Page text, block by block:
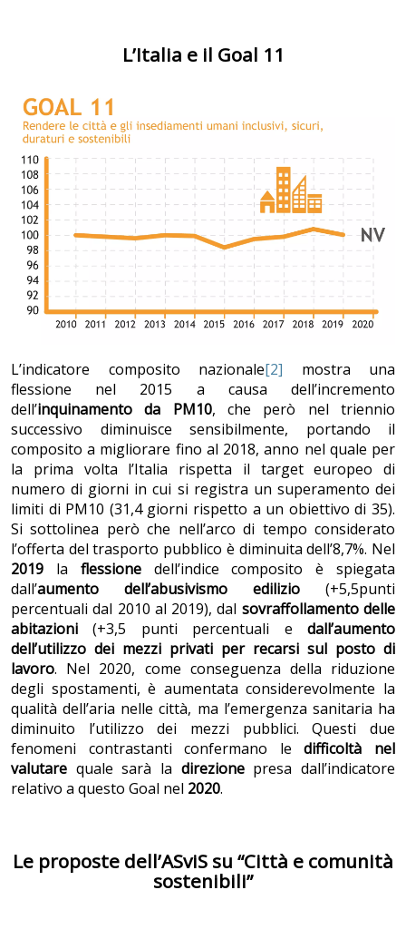
L’Italia e il Goal 11
L’indicatore composito nazionale[2] mostra una
flessione nel 2015 a causa dell’incremento
dell’inquinamento da PM10, che però nel triennio
successivo diminuisce sensibilmente, portando il
composito a migliorare fino al 2018, anno nel quale per
la prima volta l’Italia rispetta il target europeo di
numero di giorni in cui si registra un superamento dei
limiti di PM10 (31,4 giorni rispetto a un obiettivo di 35).
Si sottolinea però che nell’arco di tempo considerato
l’offerta del trasporto pubblico è diminuita dell’8,7%. Nel
2019 la flessionedell’indice composito è spiegata
dall’aumento dell’abusivismo edilizio (+5,5punti
percentuali dal 2010 al 2019), dal sovraffollamento delle
abitazioni (+3,5 punti percentuali e dall’aumento
dell’utilizzo dei mezzi privati per recarsi sul posto di
lavoro. Nel 2020, come conseguenza della riduzione
degli spostamenti, è aumentata considerevolmente la
qualità dell’aria nelle città, ma l’emergenza sanitaria ha
diminuito l’utilizzo dei mezzi pubblici. Questi due
fenomeni contrastanti confermano ledifficoltà nel
valutare quale sarà la direzionepresa dall’indicatore
relativo a questo Goal nel 2020.
Le proposte dell’ASviS su “Città e comunità
sostenibili”